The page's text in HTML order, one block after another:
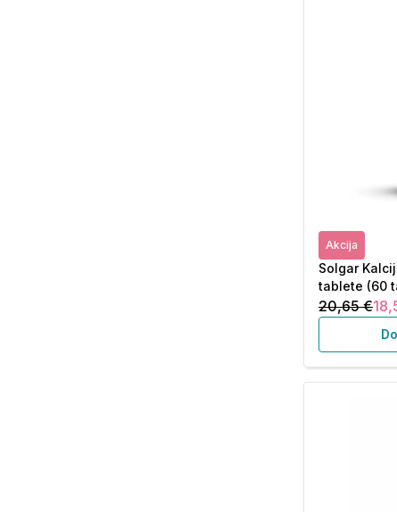
Akcija
Solgar
tablete (60
20,65 €